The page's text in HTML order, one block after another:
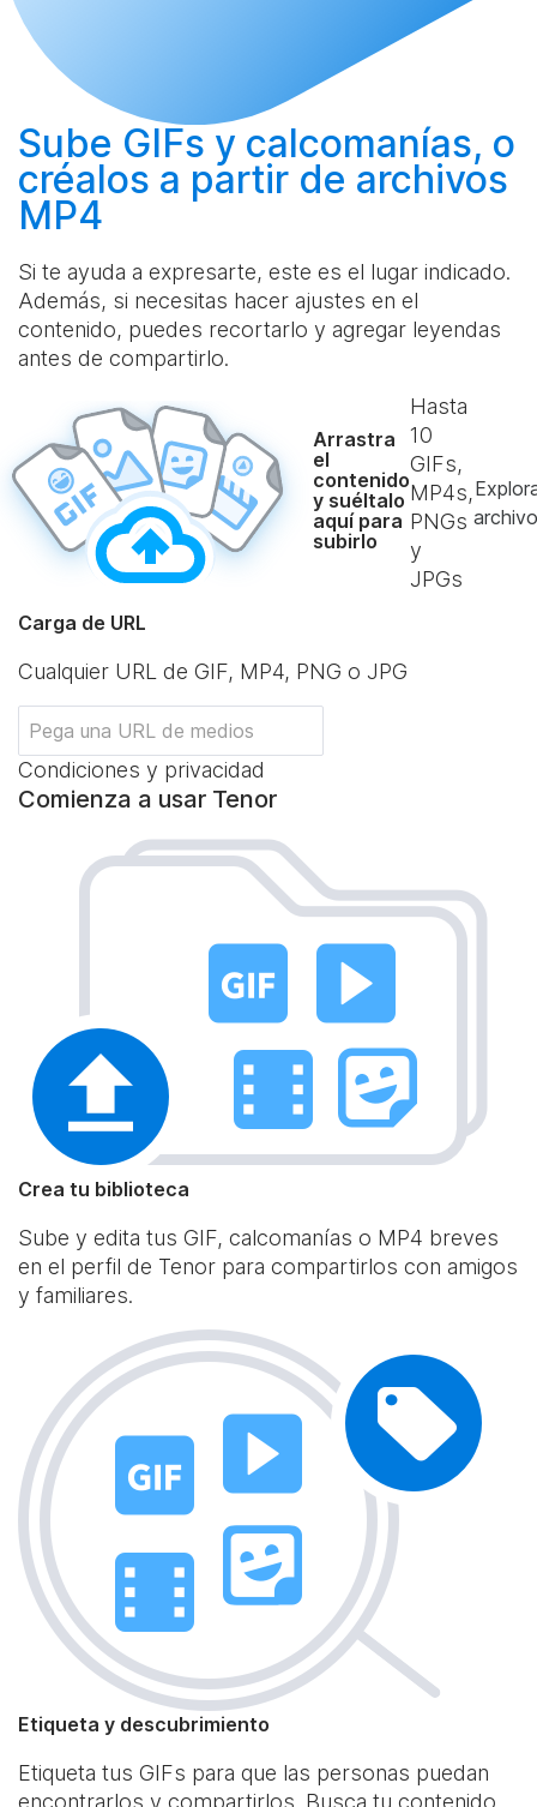
Sube GIFs y calcomanías, o
créalos a partir de archivos
MP4
Si te ayuda a expresarte, este es el lugar indicado.
Además, si necesitas hacer ajustes en el
contenido, puedes recortarlo y agregar leyendas
antes de compartirlo.
Arrastra
el
contenido
y suéltalo
aquí para
subirlo
Hasta
10
GIFs,
MP4s,
PNGs
y
JPGs
Carga de URL
Cualquier URL de GIF, MP4, PNG o JPG
Condiciones y privacidad
Comienza a usar Tenor
Crea tu biblioteca
Sube y edita tus GIF, calcomanías o MP4 breves
en el perfil de Tenor para compartirlos con amigos
y familiares.
Etiqueta y descubrimiento
Etiqueta tus GIFs para que las personas puedan
encontrarlos y compartirlos. Busca tu contenido